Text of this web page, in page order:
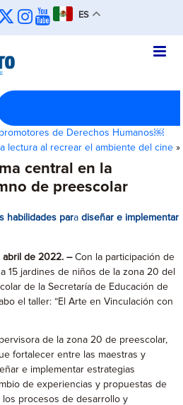
ES
de Derechos Humanos￼
lectura al recrear el ambiente del cine»
central en la
de preescolar
habilidades paradiseñar e implementar
abril de 2022. –Con la participación de
15 jardines de niños de la zona 20 del
de la Secretaría de Educación de
el taller: “El Arte en Vinculación con
de la zona 20 de preescolar,
fortalecer entre las maestras y
e implementar estrategias
de experiencias y propuestas de
procesos de desarrollo y